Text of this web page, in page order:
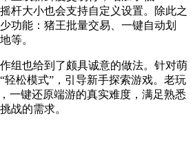
杆大小也会支持自定义设置。除此之
功能：猪王批量交易、一键自动划
等。
组也给到了颇具诚意的做法。针对萌
轻松模式”，引导新手探索游戏。老玩
一键还原端游的真实难度，满足熟悉
战的需求。